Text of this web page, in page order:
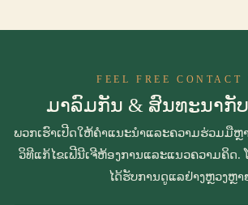
FEEL FREE CONTACT
ມາລົມກັນ & ສົນທະນາກັ
ພວກ​ເຮົາ​ເປີດ​ໃຫ້​ຄໍາ​ແນະ​ນໍາ​ແລະ​ຄວາມ​ຮ່ວມ​ມື​ຫຼ
ວິ​ທີ​ແກ້​ໄຂ​ເຟີ​ນີ​ເຈີ​ຫ້ອງ​ການ​ແລະ​ແນວ​ຄວາມ​ຄິດ​.
ໄດ້ຮັບການດູແລຢ່າງຫຼວງຫຼາ